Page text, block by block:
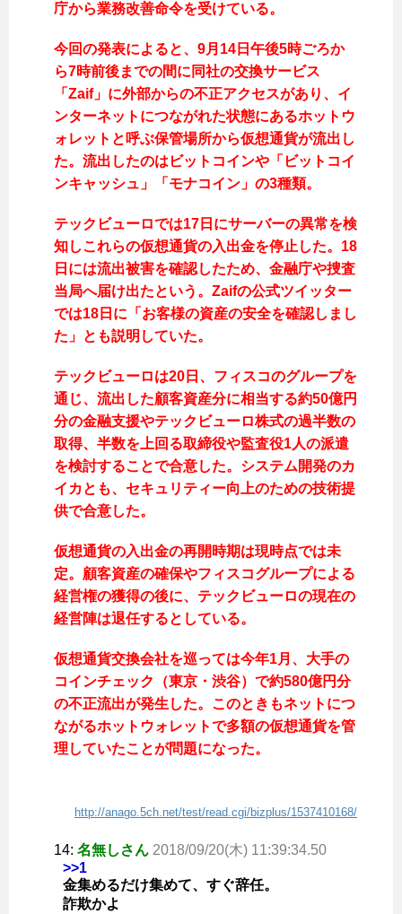
庁から業務改善命令を受けている。
今回の発表によると、9月14日午後5時ごろか
ら7時前後までの間に同社の交換サービス
「Zaif」に外部からの不正アクセスがあり、イ
ンターネットにつながれた状態にあるホットウ
ォレットと呼ぶ保管場所から仮想通貨が流出し
た。流出したのはビットコインや「ビットコイ
ンキャッシュ」「モナコイン」の3種類。
テックビューロでは17日にサーバーの異常を検
知しこれらの仮想通貨の入出金を停止した。18
日には流出被害を確認したため、金融庁や捜査
当局へ届け出たという。Zaifの公式ツイッター
では18日に「お客様の資産の安全を確認しまし
た」とも説明していた。
テックビューロは20日、フィスコのグループを
通じ、流出した顧客資産分に相当する約50億円
分の金融支援やテックビューロ株式の過半数の
取得、半数を上回る取締役や監査役1人の派遣
を検討することで合意した。システム開発のカ
イカとも、セキュリティー向上のための技術提
供で合意した。
仮想通貨の入出金の再開時期は現時点では未
定。顧客資産の確保やフィスコグループによる
経営権の獲得の後に、テックビューロの現在の
経営陣は退任するとしている。
仮想通貨交換会社を巡っては今年1月、大手の
コインチェック（東京・渋谷）で約580億円分
の不正流出が発生した。このときもネットにつ
ながるホットウォレットで多額の仮想通貨を管
理していたことが問題になった。
http://anago.5ch.net/test/read.cgi/bizplus/1537410168/
14: 名無しさん 2018/09/20(木) 11:39:34.50
>>1
金集めるだけ集めて、すぐ辞任。
詐欺かよ